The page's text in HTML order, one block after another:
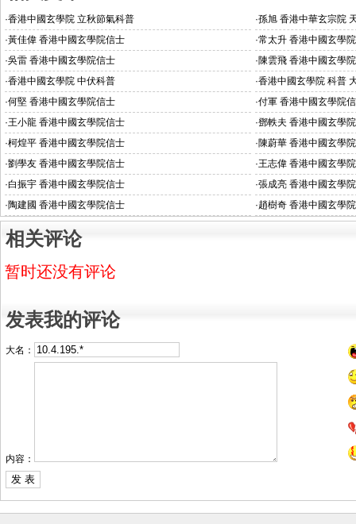
·香港中國玄學院 立秋節氣科普 ·孫旭 香港中華玄宗院
·黃佳偉 香港中國玄學院信士 ·常太升 香港中國玄學
·吳雷 香港中國玄學院信士 ·陳雲飛 香港中國玄學
·香港中國玄學院 中伏科普 ·香港中國玄學院 科普
·何堅 香港中國玄學院信士 ·付軍 香港中國玄學院
·王小龍 香港中國玄學院信士 ·鄧軼夫 香港中國玄學
·柯煌平 香港中國玄學院信士 ·陳蔚華 香港中國玄學
·劉學友 香港中國玄學院信士 ·王志偉 香港中國玄學
·白振宇 香港中國玄學院信士 ·張成亮 香港中國玄學
·陶建國 香港中國玄學院信士 ·趙樹奇 香港中國玄學
相关评论
暂时还没有评论
发表我的评论
大名：
内容：